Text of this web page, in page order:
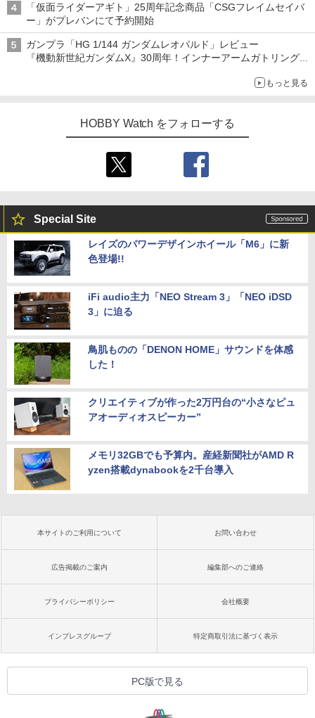
「仮面ライダーアギト」25周年記念商品「CSGフレイムセイバ
ー」がプレバンにて予約開始
ガンプラ「HG 1/144 ガンダムレオパルド」レビュー
『機動新世紀ガンダムX』30周年！インナーアームガトリングの
もっと見る
HOBBY Watch をフォローする
Special Site
レイズのパワーデザインホイール「M6」に新
色登場!!
iFi audio主力「NEO Stream 3」「NEO iDSD
3」に迫る
鳥肌ものの「DENON HOME」サウンドを体感
した！
クリエイティブが作った2万円台の“小さなピュ
アオーディオスピーカー”
メモリ32GBでも予算内。産経新聞社がAMD R
yzen搭載dynabookを2千台導入
本サイトのご利用について お問い合わせ
広告掲載のご案内 編集部へのご連絡
プライバシーポリシー 会社概要
インプレスグループ 特定商取引法に基づく表示
PC版で見る